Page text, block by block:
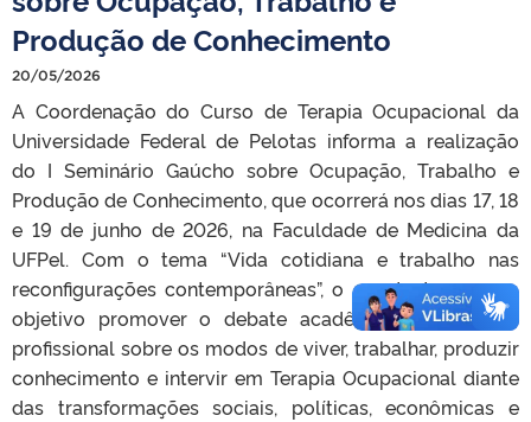
Produção de Conhecimento
20/05/2026
A Coordenação do Curso de Terapia Ocupacional da
Universidade Federal de Pelotas informa a realização
do I Seminário Gaúcho sobre Ocupação, Trabalho e
Produção de Conhecimento, que ocorrerá nos dias 17, 18
e 19 de junho de 2026, na Faculdade de Medicina da
UFPel. Com o tema “Vida cotidiana e trabalho nas
reconfigurações contemporâneas”, o evento tem como
objetivo promover o debate acadêmico, científico e
profissional sobre os modos de viver, trabalhar, produzir
conhecimento e intervir em Terapia Ocupacional diante
das transformações sociais, políticas, econômicas e